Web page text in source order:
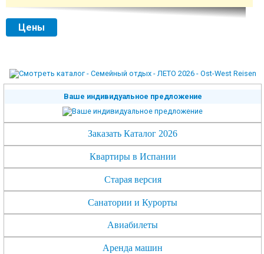
Цены
Ваше индивидуальное предложение
Заказать Каталог 2026
Квартиры в Испании
Старая версия
Санатории и Курорты
Авиабилеты
Аренда машин